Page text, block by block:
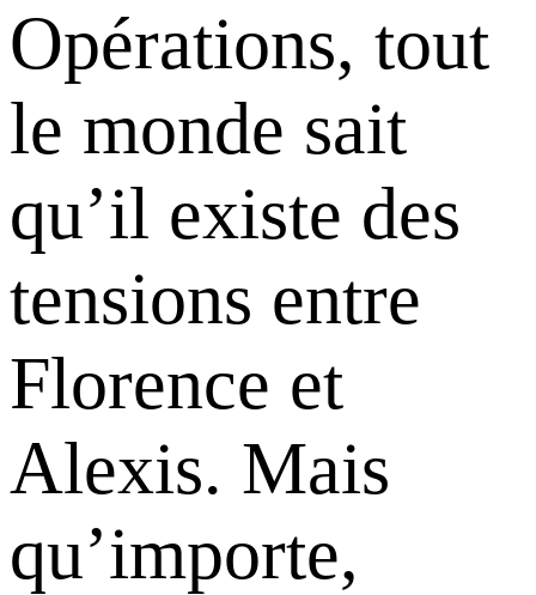
Opérations, tout
le monde sait
qu’il existe des
tensions entre
Florence et
Alexis. Mais
qu’importe,